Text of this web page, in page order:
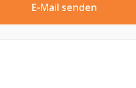
E-Mail senden